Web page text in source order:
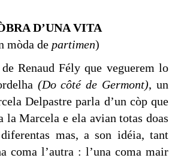
D’UNA VITA
mòda de partimen)
Renaud Fély que veguerem lo
(Do côté de Germont), un
Delpastre parla d’un còp que
la Marcela e ela avian totas doas
mas, a son idéia, tant
coma l’autra : l’una coma mair